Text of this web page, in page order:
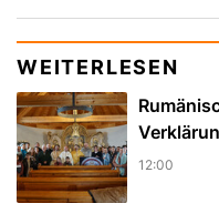
WEITERLESEN
12:00